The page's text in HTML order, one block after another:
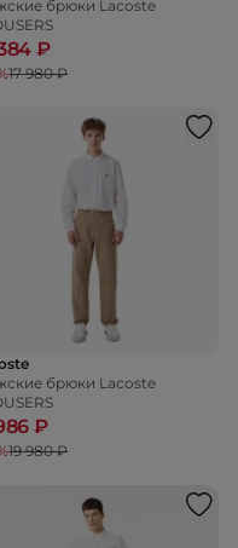
брюки Lacoste
₽
17 980 ₽
брюки Lacoste
₽
19 980 ₽